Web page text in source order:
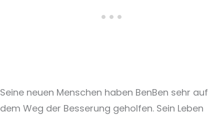
Seine neuen Menschen haben BenBen sehr auf
dem Weg der Besserung geholfen. Sein Leben